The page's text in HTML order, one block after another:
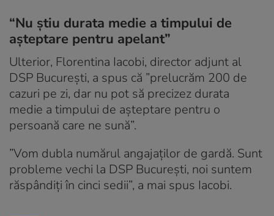
“Nu știu durata medie a timpului de
așteptare pentru apelant”
Ulterior, Florentina Iacobi, director adjunt al
DSP București, a spus că ”prelucrăm 200 de
cazuri pe zi, dar nu pot să precizez durata
medie a timpului de așteptare pentru o
persoană care ne sună”.
”Vom dubla numărul angajaților de gardă. Sunt
probleme vechi la DSP București, noi suntem
răspândiți în cinci sedii”, a mai spus Iacobi.